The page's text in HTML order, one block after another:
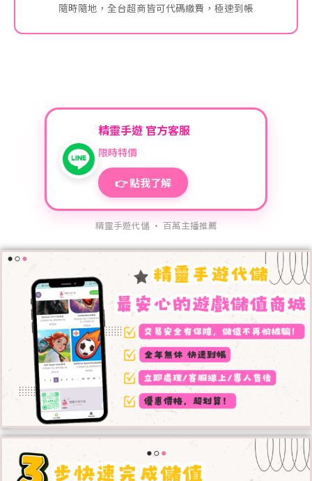
隨時隨地，全台超商皆可代碼繳費，極速到帳
精靈手遊 官方客服
限時特價
👉 點我了解
精靈手遊代儲 · 百萬主播推薦